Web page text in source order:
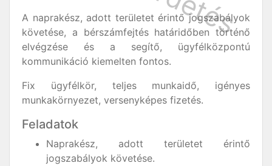
A naprakész, adott területet érintő jogszabályok
követése, a bérszámfejtés határidőben történő
elvégzése és a segítő, ügyfélközpontú
kommunikáció kiemelten fontos.
Fix ügyfélkör, teljes munkaidő, igényes
munkakörnyezet, versenyképes fizetés.
Feladatok
Naprakész, adott területet érintő
jogszabályok követése.